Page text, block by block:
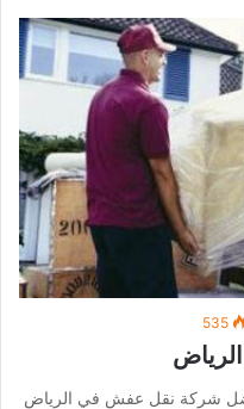
535
شركة نقل عفش في الرياض